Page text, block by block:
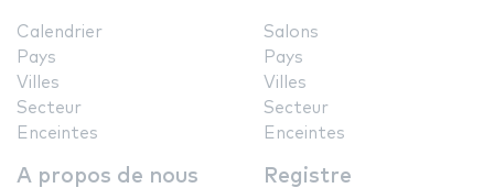
Calendrier
Pays
Villes
Secteur
Enceintes
Salons
Pays
Villes
Secteur
Enceintes
A propos de nous Registre